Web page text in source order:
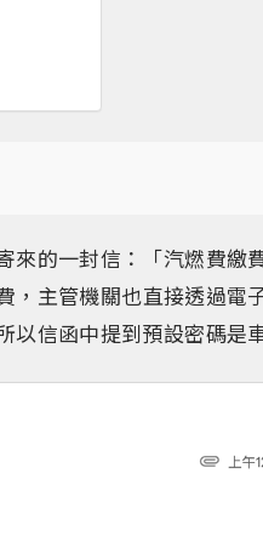
來的一封信：「汽燃費繳
，主管機關也直接透過電
信函中提到預設密碼是